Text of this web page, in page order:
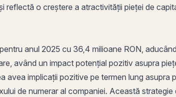
o creștere a atractivității pieței de
anul 2025 cu 36,4 milioane RON,
având un impact potențial pozitiv asupra
implicații pozitive pe termen lung asupra
de numerar al companiei. Această